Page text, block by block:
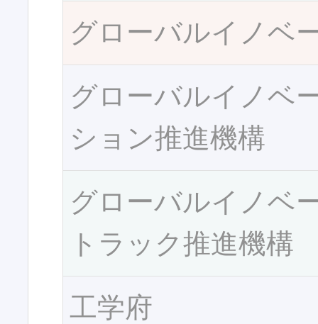
グローバルイノベ
グローバルイノベ
ション推進機構
グローバルイノベ
トラック推進機構
工学府